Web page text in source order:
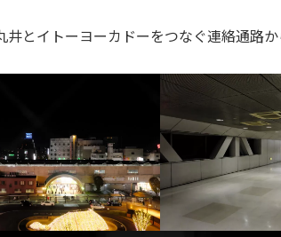
井とイトーヨーカドーをつなぐ連絡通路か